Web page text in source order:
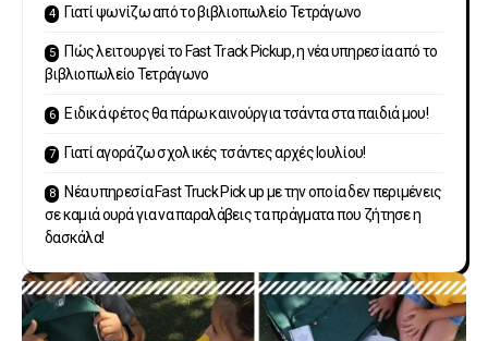
Γιατί ψωνίζω από το βιβλιοπωλείο Τετράγωνο
Πώς λειτουργεί το Fast Track Pickup, η νέα υπηρεσία από το
βιβλιοπωλείο Τετράγωνο
Ειδικά φέτος θα πάρω καινούργια τσάντα στα παιδιά μου!
Γιατί αγοράζω σχολικές τσάντες αρχές Ιουλίου!
Νέα υπηρεσία Fast Truck Pick up με την οποία δεν περιμένεις
σε καμιά ουρά για να παραλάβεις τα πράγματα που ζήτησε η
δασκάλα!